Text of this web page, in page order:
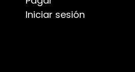
Iniciar sesión